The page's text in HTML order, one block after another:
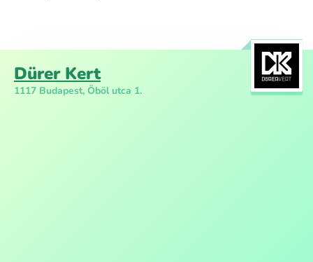
Dürer Kert
1117 Budapest, Öböl utca 1.